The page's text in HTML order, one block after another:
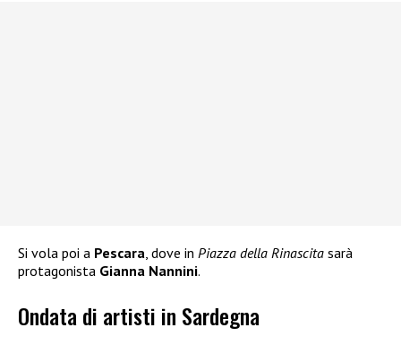
Si vola poi a Pescara , dove in Piazza della Rinascita sarà
protagonista Gianna Nannini.
Ondata di artisti in Sardegna